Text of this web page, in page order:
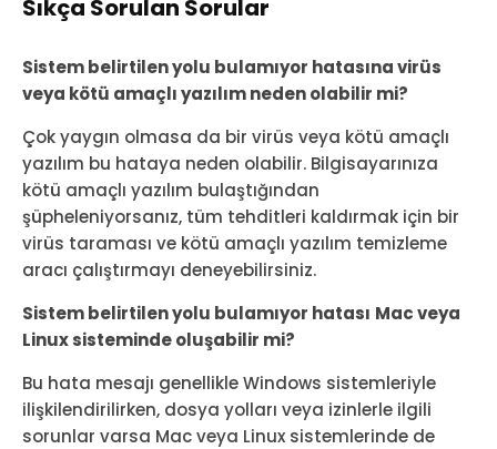
Sıkça Sorulan Sorular
Sistem belirtilen yolu bulamıyor hatasına virüs
veya kötü amaçlı yazılım neden olabilir mi?
Çok yaygın olmasa da bir virüs veya kötü amaçlı
yazılım bu hataya neden olabilir. Bilgisayarınıza
kötü amaçlı yazılım bulaştığından
şüpheleniyorsanız, tüm tehditleri kaldırmak için bir
virüs taraması ve kötü amaçlı yazılım temizleme
aracı çalıştırmayı deneyebilirsiniz.
Sistem belirtilen yolu bulamıyor hatası Mac veya
Linux sisteminde oluşabilir mi?
Bu hata mesajı genellikle Windows sistemleriyle
ilişkilendirilirken, dosya yolları veya izinlerle ilgili
sorunlar varsa Mac veya Linux sistemlerinde de